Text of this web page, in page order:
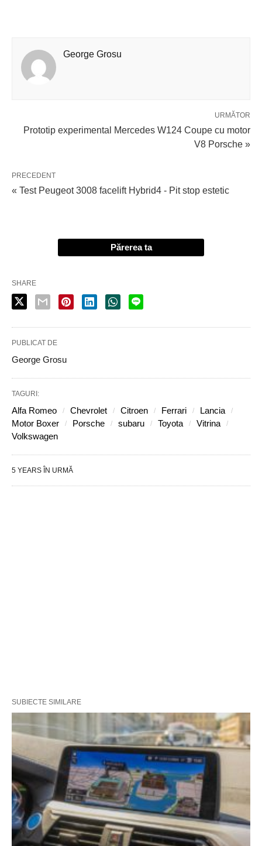
George Grosu
URMĂTOR
Prototip experimental Mercedes W124 Coupe cu motor
V8 Porsche »
PRECEDENT
« Test Peugeot 3008 facelift Hybrid4 - Pit stop estetic
Părerea ta
SHARE
PUBLICAT DE
George Grosu
TAGURI:
Alfa Romeo Chevrolet Citroen Ferrari
Lancia
Motor Boxer
Porsche subaru Toyota
Vitrina
Volkswagen
5 YEARS ÎN URMĂ
SUBIECTE SIMILARE